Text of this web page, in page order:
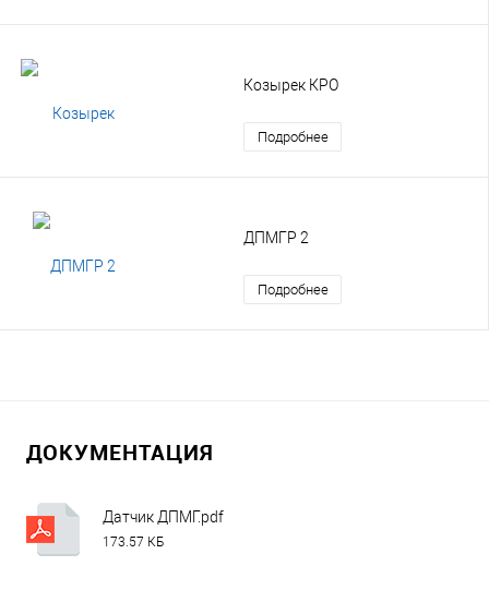
Козырек КРО
Подробнее
ДПМГР 2
Подробнее
ДОКУМЕНТАЦИЯ
Датчик ДПМГ.pdf
173.57 КБ